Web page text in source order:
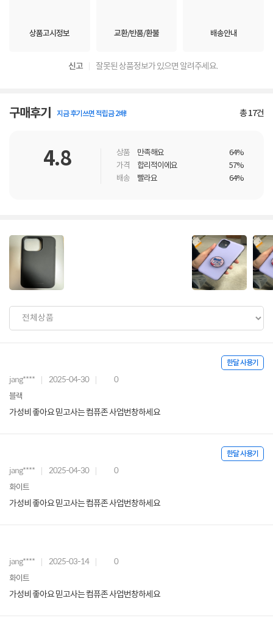
상품고시정보 교환/반품/환불 배송안내
신고 잘못된 상품정보가 있으면 알려주세요.
구매후기 지금 후기쓰면 적립금 2배! 총17건
4.8 상품 만족해요
64%
가격
합리적이에요
57%
배송
빨라요 64%
한달 사용기
jang**** 2025-04-30 0
블랙
가성비 좋아요 믿고사는 컴퓨존 사업번창하세요
한달 사용기
jang**** 2025-04-30 0
화이트
가성비 좋아요 믿고사는 컴퓨존 사업번창하세요
jang**** 2025-03-14 0
화이트
가성비 좋아요 믿고사는 컴퓨존 사업번창하세요